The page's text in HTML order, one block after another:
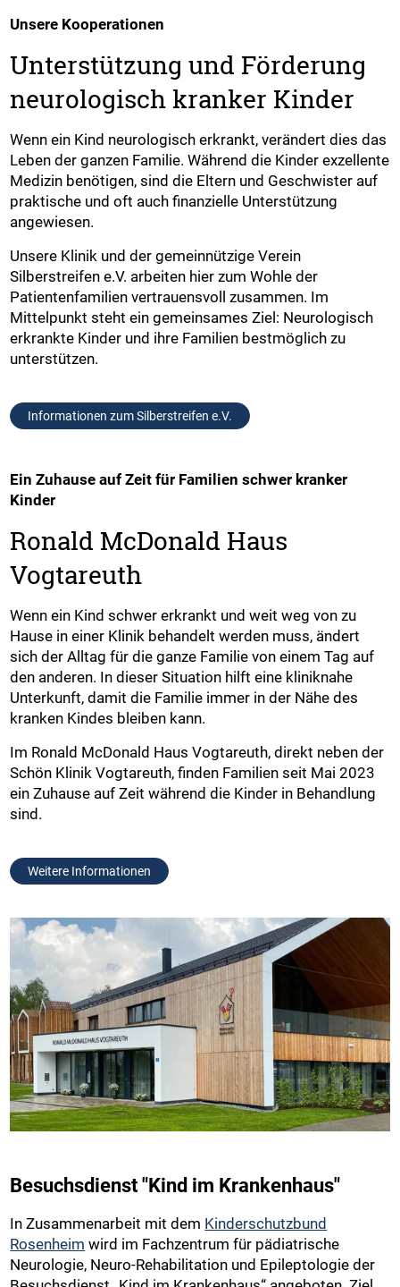
Unsere Kooperationen
Unterstützung und Förderung
neurologisch kranker Kinder
Wenn ein Kind neurologisch erkrankt, verändert dies das
Leben der ganzen Familie. Während die Kinder exzellente
Medizin benötigen, sind die Eltern und Geschwister auf
praktische und oft auch finanzielle Unterstützung
angewiesen.
Unsere Klinik und der gemeinnützige Verein
Silberstreifen e.V. arbeiten hier zum Wohle der
Patientenfamilien vertrauensvoll zusammen. Im
Mittelpunkt steht ein gemeinsames Ziel: Neurologisch
erkrankte Kinder und ihre Familien bestmöglich zu
unterstützen.
Informationen zum Silberstreifen e.V.
Ein Zuhause auf Zeit für Familien schwer kranker
Kinder
Ronald McDonald Haus
Vogtareuth
Wenn ein Kind schwer erkrankt und weit weg von zu
Hause in einer Klinik behandelt werden muss, ändert
sich der Alltag für die ganze Familie von einem Tag auf
den anderen. In dieser Situation hilft eine kliniknahe
Unterkunft, damit die Familie immer in der Nähe des
kranken Kindes bleiben kann.
Im Ronald McDonald Haus Vogtareuth, direkt neben der
Schön Klinik Vogtareuth, finden Familien seit Mai 2023
ein Zuhause auf Zeit während die Kinder in Behandlung
sind.
Weitere Informationen
Besuchsdienst "Kind im Krankenhaus"
In Zusammenarbeit mit dem Kinderschutzbund
Rosenheim wird im Fachzentrum für pädiatrische
Neurologie, Neuro-Rehabilitation und Epileptologie der